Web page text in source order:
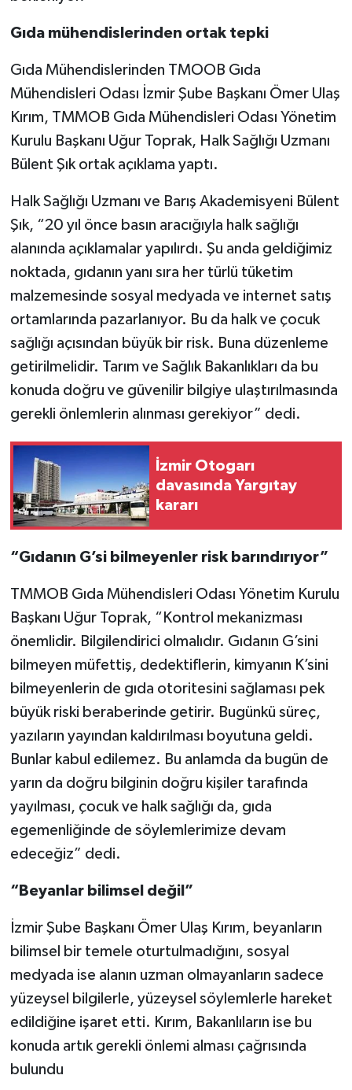
Gıda mühendislerinden ortak tepki
Gıda Mühendislerinden TMOOB Gıda
Mühendisleri Odası İzmir Şube Başkanı Ömer Ulaş
Kırım, TMMOB Gıda Mühendisleri Odası Yönetim
Kurulu Başkanı Uğur Toprak, Halk Sağlığı Uzmanı
Bülent Şık ortak açıklama yaptı.
Halk Sağlığı Uzmanı ve Barış Akademisyeni Bülent
Şık, “20 yıl önce basın aracığıyla halk sağlığı
alanında açıklamalar yapılırdı. Şu anda geldiğimiz
noktada, gıdanın yanı sıra her türlü tüketim
malzemesinde sosyal medyada ve internet satış
ortamlarında pazarlanıyor. Bu da halk ve çocuk
sağlığı açısından büyük bir risk. Buna düzenleme
getirilmelidir. Tarım ve Sağlık Bakanlıkları da bu
konuda doğru ve güvenilir bilgiye ulaştırılmasında
gerekli önlemlerin alınması gerekiyor” dedi.
İzmir Otogarı
davasında Yargıtay
kararı
“Gıdanın G’si bilmeyenler risk barındırıyor”
TMMOB Gıda Mühendisleri Odası Yönetim Kurulu
Başkanı Uğur Toprak, “Kontrol mekanizması
önemlidir. Bilgilendirici olmalıdır. Gıdanın G’sini
bilmeyen müfettiş, dedektiflerin, kimyanın K’sini
bilmeyenlerin de gıda otoritesini sağlaması pek
büyük riski beraberinde getirir. Bugünkü süreç,
yazıların yayından kaldırılması boyutuna geldi.
Bunlar kabul edilemez. Bu anlamda da bugün de
yarın da doğru bilginin doğru kişiler tarafında
yayılması, çocuk ve halk sağlığı da, gıda
egemenliğinde de söylemlerimize devam
edeceğiz” dedi.
“Beyanlar bilimsel değil”
İzmir Şube Başkanı Ömer Ulaş Kırım, beyanların
bilimsel bir temele oturtulmadığını, sosyal
medyada ise alanın uzman olmayanların sadece
yüzeysel bilgilerle, yüzeysel söylemlerle hareket
edildiğine işaret etti. Kırım, Bakanlıların ise bu
konuda artık gerekli önlemi alması çağrısında
bulundu